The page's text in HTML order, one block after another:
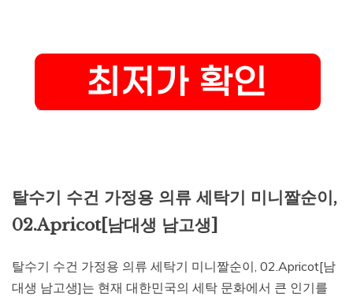
탈수기 수건 가정용 의류 세탁기 미니짤순이,
02.Apricot[남대생 남고생]
탈수기 수건 가정용 의류 세탁기 미니짤순이, 02.Apricot[남
대생 남고생]는 현재 대한민국의 세탁 문화에서 큰 인기를